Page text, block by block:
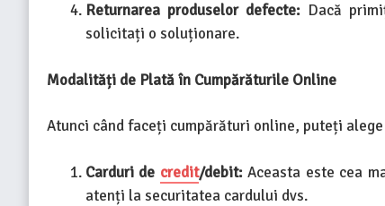
Returnarea produselor defecte:Dacă
solicitați o soluționare.
Modalități de Plată în Cumpărăturile Online
Atunci când faceți cumpărături online, puteți
Carduri de credit/debit:Aceasta este cea
atenți la securitatea cardului dvs.